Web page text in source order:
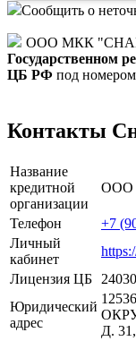
Сообщить о
ООО МКК
Государственном
ЦБ РФ под
Контакты
Название
кредитной
организации
ООО
Телефон
+7
Личный
кабинет
Лицензия ЦБ
Юридический
адрес
Д.